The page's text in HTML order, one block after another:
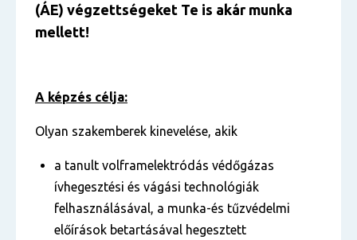
(ÁE) végzettségeket Te is akár munka
mellett!
A képzés célja:
Olyan szakemberek kinevelése, akik
a tanult volframelektródás védőgázas
ívhegesztési és vágási technológiák
felhasználásával, a munka-és tűzvédelmi
előírások betartásával hegesztett